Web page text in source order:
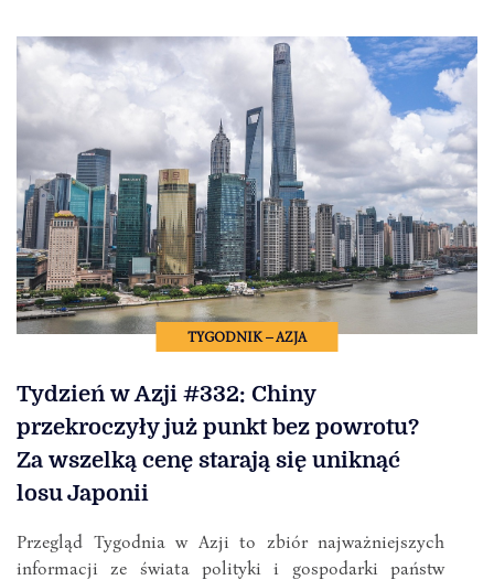
TYGODNIK – AZJA
Tydzień w Azji #332: Chiny
przekroczyły już punkt bez powrotu?
Za wszelką cenę starają się uniknąć
losu Japonii
Przegląd Tygodnia w Azji to zbiór najważniejszych
informacji ze świata polityki i gospodarki państw